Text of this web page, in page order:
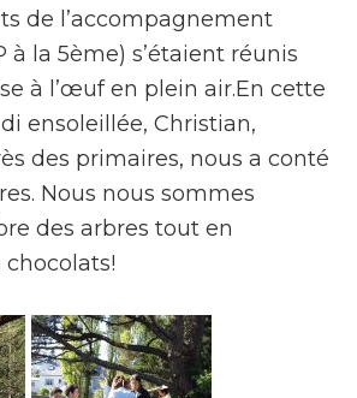
de l’accompagnement
à la 5ème) s’étaient réunis
à l’œuf en plein air.En cette
ensoleillée, Christian,
des primaires, nous a conté
Nous nous sommes
des arbres tout en